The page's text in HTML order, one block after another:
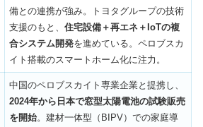
備との連携が強み。トヨタグループの技術
支援のもと、住宅設備＋再エネ＋IoTの複
合システム開発を進めている。ペロブスカ
イト搭載のスマートホーム化に注力。
中国のペロブスカイト専業企業と提携し、
2024年から日本で窓型太陽電池の試験販売
を開始。建材一体型（BIPV）での家庭導